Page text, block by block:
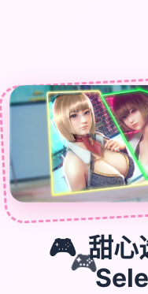
🎮
🎮 甜心